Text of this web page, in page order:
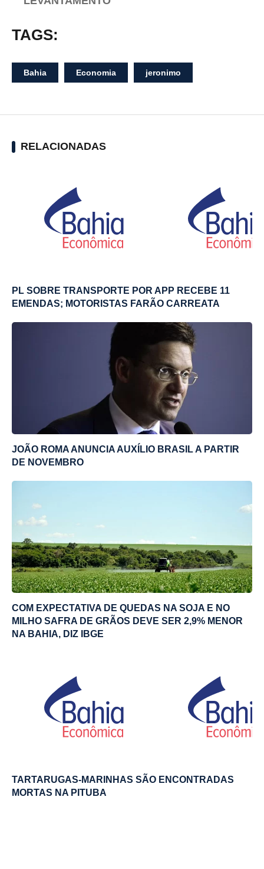
TAGS:
Bahia Economia jeronimo
RELACIONADAS
PL SOBRE TRANSPORTE POR APP RECEBE 11
EMENDAS; MOTORISTAS FARÃO CARREATA
JOÃO ROMA ANUNCIA AUXÍLIO BRASIL A PARTIR
DE NOVEMBRO
COM EXPECTATIVA DE QUEDAS NA SOJA E NO
MILHO SAFRA DE GRÃOS DEVE SER 2,9% MENOR
NA BAHIA, DIZ IBGE
TARTARUGAS-MARINHAS SÃO ENCONTRADAS
MORTAS NA PITUBA